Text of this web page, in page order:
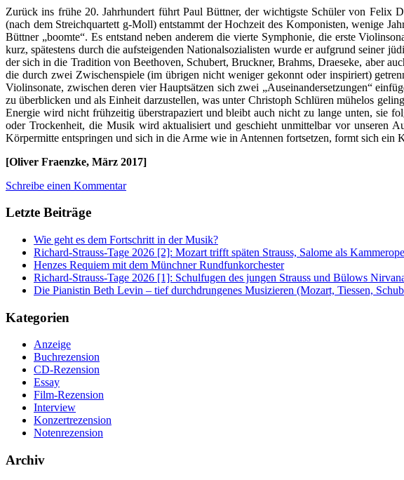
Zurück ins frühe 20. Jahrhundert führt Paul Büttner, der wichtigste Schüler von Felix
(nach dem Streichquartett g-Moll) entstammt der Hochzeit des Komponisten, wenige
Büttner „boomte“. Es entstand neben anderem die vierte Symphonie, die erste
kurz, spätestens durch die aufsteigenden Nationalsozialisten wurde er aufgrund seiner
der sich in die Tradition von Beethoven, Schubert, Bruckner, Brahms, Draeseke, aber
die durch zwei Zwischenspiele (im übrigen nicht weniger gekonnt oder inspiriert)
Violinsonate, zwischen deren vier Hauptsätzen sich zwei „Auseinandersetzungen“
zu überblicken und als Einheit darzustellen, was unter Christoph Schlüren mühelos
Energie wird nicht frühzeitig überstrapaziert und bleibt auch nicht zu lange unten, sie
oder Trockenheit, die Musik wird aktualisiert und geschieht unmittelbar vor unseren
Körpermitte entspringen und sich in die Arme wie in Antennen fortsetzen, formt sich
[Oliver Fraenzke, März 2017]
Schreibe einen Kommentar
Letzte Beiträge
Wie geht es dem Fortschritt in der Musik?
Richard-Strauss-Tage 2026 [2]: Mozart trifft späten Strauss, Salome als
Henzes Requiem mit dem Münchner Rundfunkorchester
Richard-Strauss-Tage 2026 [1]: Schulfugen des jungen Strauss und Bülows
Die Pianistin Beth Levin – tief durchdrungenes Musizieren (Mozart, Tiessen,
Kategorien
Anzeige
Buchrezension
CD-Rezension
Essay
Film-Rezension
Interview
Konzertrezension
Notenrezension
Archiv